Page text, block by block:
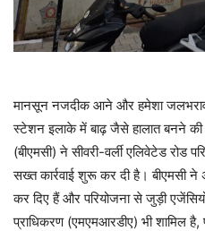
मानसून नजदीक आने और हमेशा
स्टेशन इलाके में बाढ़ जैसे हालात बनने की
(बीएमसी) ने सीवरी-वर्ली एलिवेटेड रोड
सख्त कार्रवाई शुरू कर दी है। बीएमसी
कर दिए हैं और परियोजना से जुड़ी
प्राधिकरण (एमएमआरडीए) भी शामिल